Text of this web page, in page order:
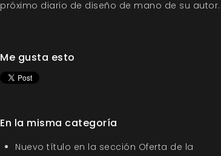
próximo diario de diseño de mano de su autor.
Me gusta esto
En la misma categoría
Nuevo título en la sección Oferta de la